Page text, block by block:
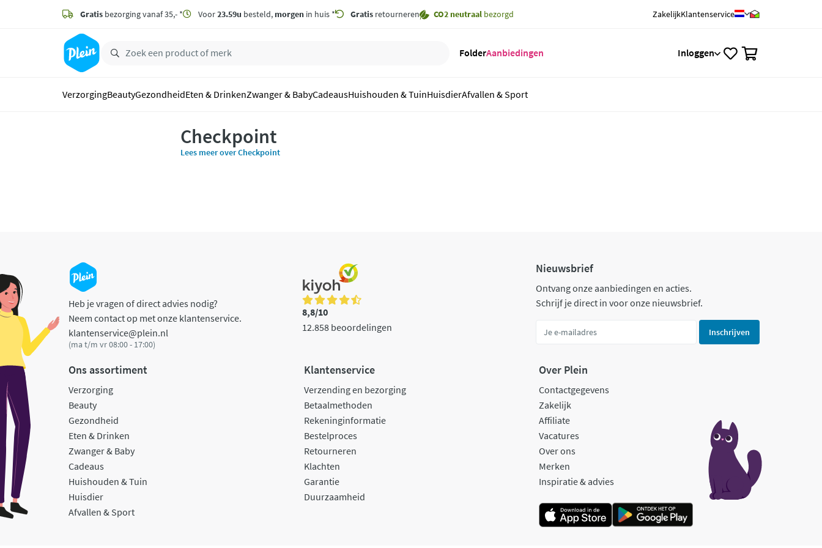
zoeken
hoofdinhoud
Gratis bezorging vanaf 35,- * Voor23.59u besteld, morgen in huis * Gratis retourneren CO2 neutraal bezorgd ZakelijkKlantenservice
FolderAanbiedingen Inloggen
VerzorgingBeautyGezondheidEten & DrinkenZwanger & BabyCadeausHuishouden & TuinHuisdierAfvallen & Sport
Checkpoint
Lees meer over Checkpoint
Heb je vragen of direct advies nodig?
Neem contact op met onze klantenservice.
klantenservice@plein.nl
(ma t/m vr 08:00 - 17:00)
8,8/10
12.858 beoordelingen
Nieuwsbrief
Ontvang onze aanbiedingen en acties.
Schrijf je direct in voor onze nieuwsbrief.
Inschrijven
Ons assortiment
Verzorging
Beauty
Gezondheid
Eten & Drinken
Zwanger & Baby
Cadeaus
Huishouden & Tuin
Huisdier
Afvallen & Sport
Klantenservice
Verzending en bezorging
Betaalmethoden
Rekeninginformatie
Bestelproces
Retourneren
Klachten
Garantie
Duurzaamheid
Over Plein
Contactgegevens
Zakelijk
Affiliate
Vacatures
Over ons
Merken
Inspiratie & advies